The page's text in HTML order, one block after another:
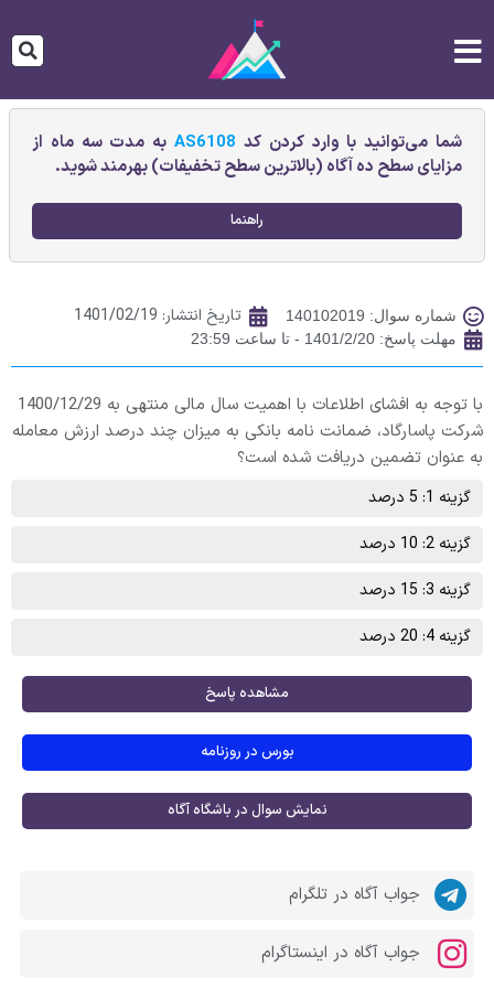
شما می‌توانید با وارد کردن کد AS6108به مدت سه ماه از
مزایای سطح ده آگاه (بالاترین سطح تخفیفات) بهرمند شوید.
راهنما
شماره سوال: 140102019 تاریخ انتشار: 1401/02/19
مهلت پاسخ: 1401/2/20 - تا ساعت 23:59
با توجه به افشای اطلاعات با اهمیت سال مالی منتهی به 1400/12/29
شرکت پاسارگاد، ضمانت نامه بانکی به میزان چند درصد ارزش معامله
به عنوان تضمین دریافت شده است؟
گزینه 1: 5 درصد
گزینه 2: 10 درصد
گزینه 3: 15 درصد
گزینه 4: 20 درصد
مشاهده پاسخ
بورس در روزنامه
نمایش سوال در باشگاه آگاه
جواب آگاه در تلگرام
جواب آگاه در اینستاگرام